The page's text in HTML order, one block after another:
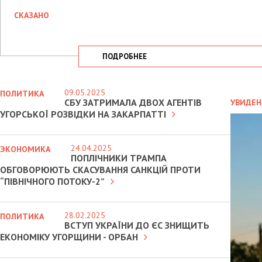
СКАЗАНО
ПОДРОБНЕЕ
ПОЛИТИКА 09.05.2025
СБУ ЗАТРИМАЛА ДВОХ АГЕНТІВ
УГОРСЬКОЇ РОЗВІДКИ НА ЗАКАРПАТТІ
ЭКОНОМИКА 24.04.2025
ПОПЛІЧНИКИ ТРАМПА
ОБГОВОРЮЮТЬ СКАСУВАННЯ САНКЦІЙ ПРОТИ
“ПІВНІЧНОГО ПОТОКУ-2”
ПОЛИТИКА 28.02.2025
ВСТУП УКРАЇНИ ДО ЄС ЗНИЩИТЬ
ЕКОНОМІКУ УГОРЩИНИ - ОРБАН